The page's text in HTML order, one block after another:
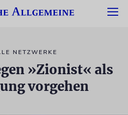
NETZWERKE
»Zionist« als
vorgehen